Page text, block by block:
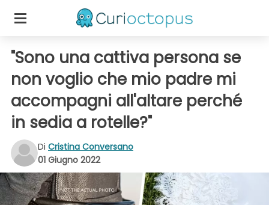
"Sono una cattiva persona se
non voglio che mio padre mi
accompagni all'altare perché
in sedia a rotelle?"
Di Cristina Conversano
01 Giugno 2022